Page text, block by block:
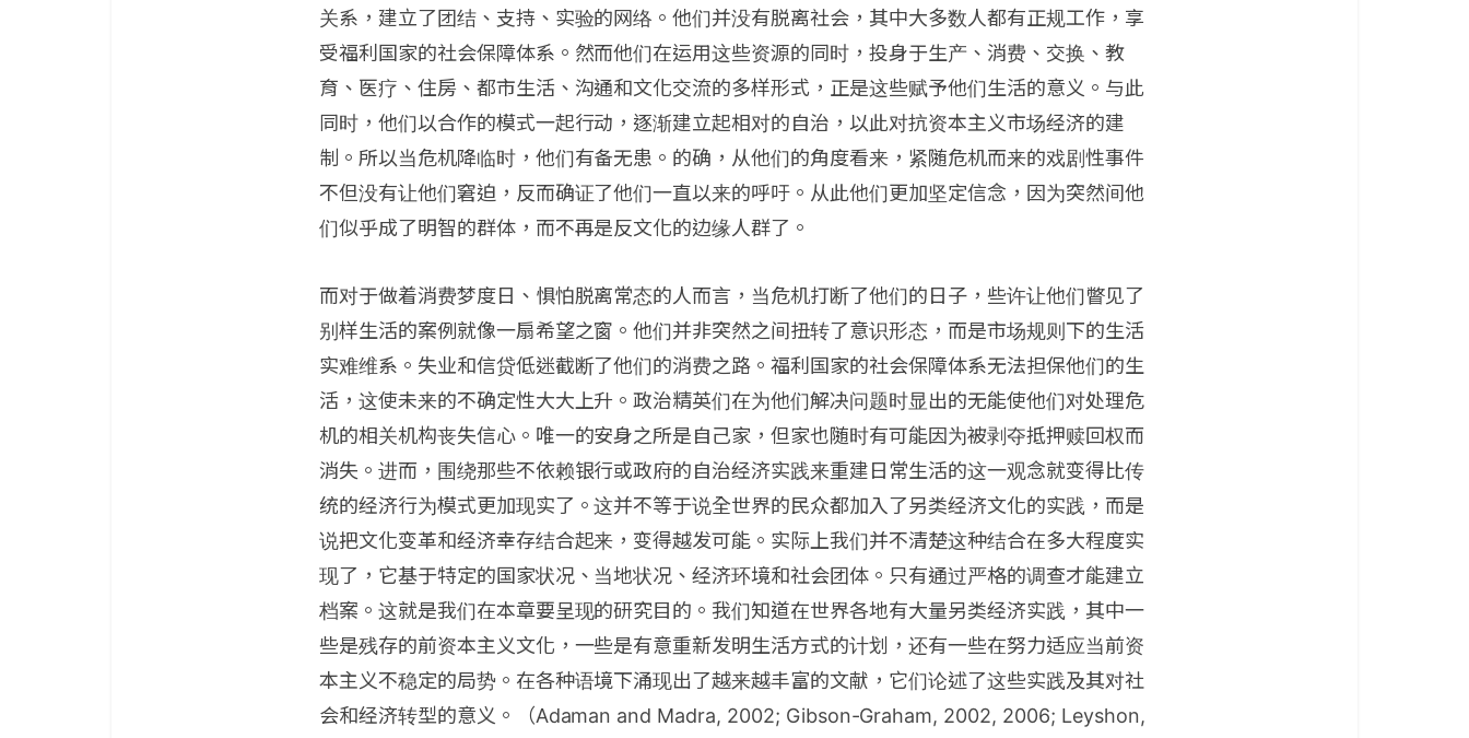
关系，建立了团结、支持、实验的网络。他们并没有脱离社会，其中大多数人都有正规工作，享
受福利国家的社会保障体系。然而他们在运用这些资源的同时，投身于生产、消费、交换、教
育、医疗、住房、都市生活、沟通和文化交流的多样形式，正是这些赋予他们生活的意义。与此
同时，他们以合作的模式一起行动，逐渐建立起相对的自治，以此对抗资本主义市场经济的建
制。所以当危机降临时，他们有备无患。的确，从他们的角度看来，紧随危机而来的戏剧性事件
不但没有让他们窘迫，反而确证了他们一直以来的呼吁。从此他们更加坚定信念，因为突然间他
们似乎成了明智的群体，而不再是反文化的边缘人群了。
而对于做着消费梦度日、惧怕脱离常态的人而言，当危机打断了他们的日子，些许让他们瞥见了
别样生活的案例就像一扇希望之窗。他们并非突然之间扭转了意识形态，而是市场规则下的生活
实难维系。失业和信贷低迷截断了他们的消费之路。福利国家的社会保障体系无法担保他们的生
活，这使未来的不确定性大大上升。政治精英们在为他们解决问题时显出的无能使他们对处理危
机的相关机构丧失信心。唯一的安身之所是自己家，但家也随时有可能因为被剥夺抵押赎回权而
消失。进而，围绕那些不依赖银行或政府的自治经济实践来重建日常生活的这一观念就变得比传
统的经济行为模式更加现实了。这并不等于说全世界的民众都加入了另类经济文化的实践，而是
说把文化变革和经济幸存结合起来，变得越发可能。实际上我们并不清楚这种结合在多大程度实
现了，它基于特定的国家状况、当地状况、经济环境和社会团体。只有通过严格的调查才能建立
档案。这就是我们在本章要呈现的研究目的。我们知道在世界各地有大量另类经济实践，其中一
些是残存的前资本主义文化，一些是有意重新发明生活方式的计划，还有一些在努力适应当前资
本主义不稳定的局势。在各种语境下涌现出了越来越丰富的文献，它们论述了这些实践及其对社
会和经济转型的意义。（Adaman and Madra, 2002; Gibson-Graham, 2002, 2006; Leyshon,